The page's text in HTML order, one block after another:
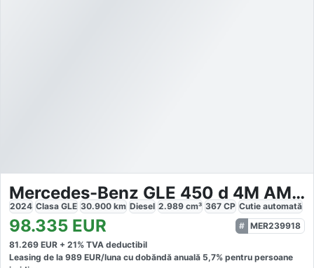
Mercedes-Benz GLE 450 d 4M AMG Night 22 Airmatic AH
2024 Clasa GLE 30.900 km Diesel 2.989 cm³ 367 CP Cutie automată
98.335 EUR
MER239918
81.269 EUR + 21% TVA deductibil
Leasing de la 989 EUR/luna cu dobăndă anuală 5,7% pentru persoane